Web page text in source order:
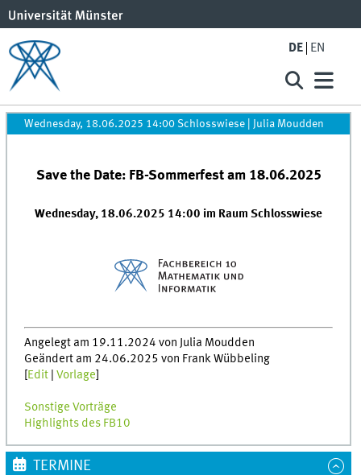
DE EN
Wednesday, 18.06.2025 14:00 Schlosswiese Julia Moudden
Save the Date: FB-Sommerfest am 18.06.2025
Wednesday, 18.06.2025 14:00 im Raum Schlosswiese
Angelegt am 19.11.2024 von Julia Moudden
Geändert am 24.06.2025 von Frank Wübbeling
Edit |Vorlage
Sonstige Vorträge
Highlights des FB10
TERMINE